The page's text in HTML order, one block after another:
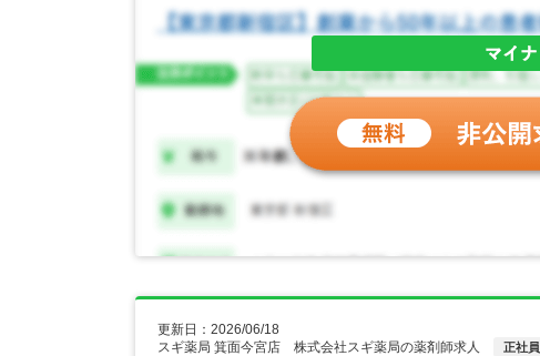
更新日：2026/06/18
スギ薬局 箕面今宮店 株式会社スギ薬局の薬剤師求人
正社員